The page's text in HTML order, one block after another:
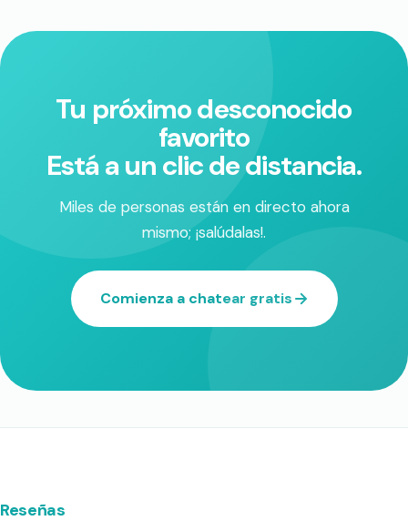
Tu próximo desconocido
favorito
Está a un clic de distancia.
Miles de personas están en directo ahora
mismo; ¡salúdalas!.
Comienza a chatear gratis
Reseñas